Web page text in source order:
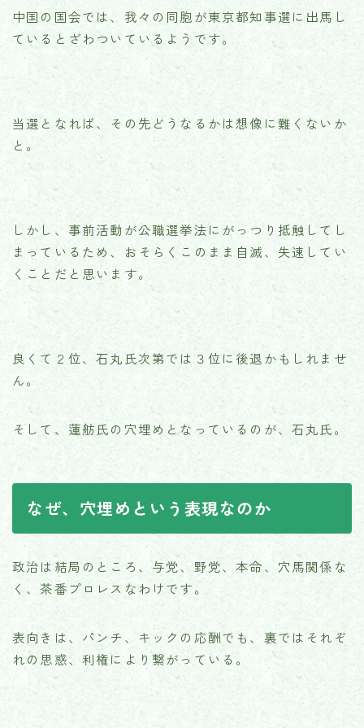
中国の国会では、我々の同胞が東京都知事選に出馬し
ているとざわついているようです。
当選となれば、その先どうなるかは想像に難くないか
と。
しかし、事前活動が公職選挙法にがっつり抵触してし
まっているため、おそらくこのまま自滅、失速してい
くことだと思います。
良くて２位、石丸氏次第では３位に後退かもしれませ
ん。
そして、蓮舫氏の穴埋めとなっているのが、石丸氏。
なぜ、穴埋めという表現なのか
政治は結局のところ、与党、野党、本命、穴馬関係な
く、茶番プロレスなわけです。
表向きは、パンチ、キックの応酬でも、裏ではそれぞ
れの思惑、利権により繋がっている。